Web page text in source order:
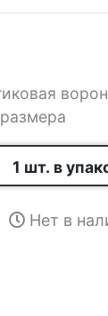
1 шт. в
Нет в